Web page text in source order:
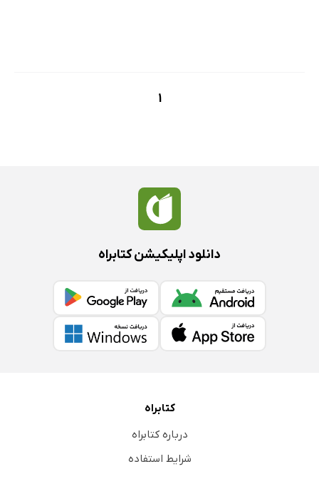
1
دانلود اپلیکیشن کتابراه
کتابراه
درباره کتابراه
شرایط استفاده